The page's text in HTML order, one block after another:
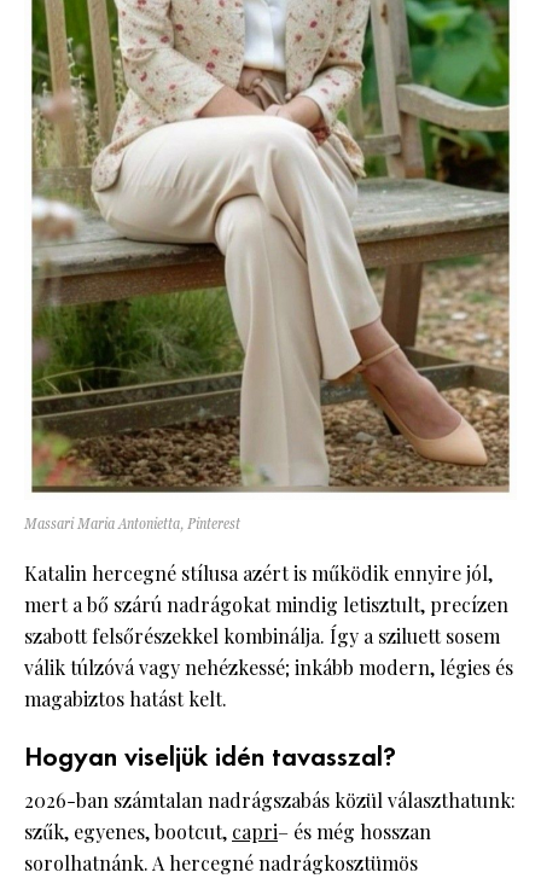
Massari Maria Antonietta, Pinterest
Katalin hercegné stílusa azért is működik ennyire jól,
mert a bő szárú nadrágokat mindig letisztult, precízen
szabott felsőrészekkel kombinálja. Így a sziluett sosem
válik túlzóvá vagy nehézkessé; inkább modern, légies és
magabiztos hatást kelt.
Hogyan viseljük idén tavasszal?
2026-ban számtalan nadrágszabás közül választhatunk:
szűk, egyenes, bootcut, capri– és még hosszan
sorolhatnánk. A hercegné nadrágkosztümös